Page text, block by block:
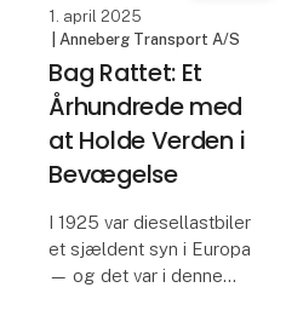
1. april 2025
| Anneberg Transport A/S
Bag Rattet: Et
Århundrede med
at Holde Verden i
Bevægelse
I 1925 var diesellastbiler
et sjældent syn i Europa
— og det var i denne